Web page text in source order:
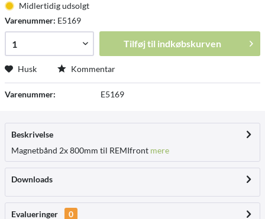
Midlertidig udsolgt
Varenummer: E5169
Tilføj til indkøbskurven
Husk Kommentar
Varenummer: E5169
Beskrivelse
Magnetbånd 2x 800mm til REMIfront mere
Downloads
Evalueringer
0